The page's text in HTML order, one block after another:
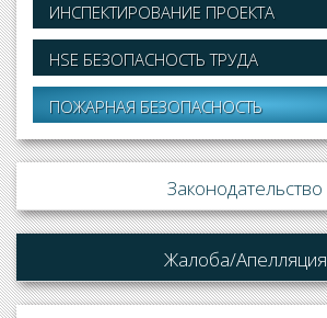
ИНСПЕКТИРОВАНИЕ ПРОЕКТА
HSE БЕЗОПАСНОСТЬ ТРУДА
ПОЖАРНАЯ БЕЗОПАСНОСТЬ
Законодательство
Жалоба/Апелляция